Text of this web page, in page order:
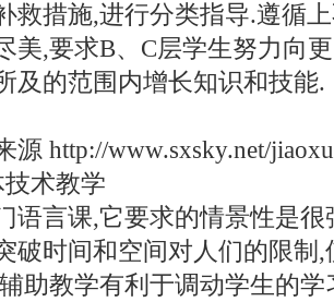
救措施,进行分类指导.遵循
美,要求B、C层学生努力向
及的范围内增长知识和技能.
源 http://www.sxsky.net/
术教学
语言课,它要求的情景性是
破时间和空间对人们的限制
助教学有利于调动学生的